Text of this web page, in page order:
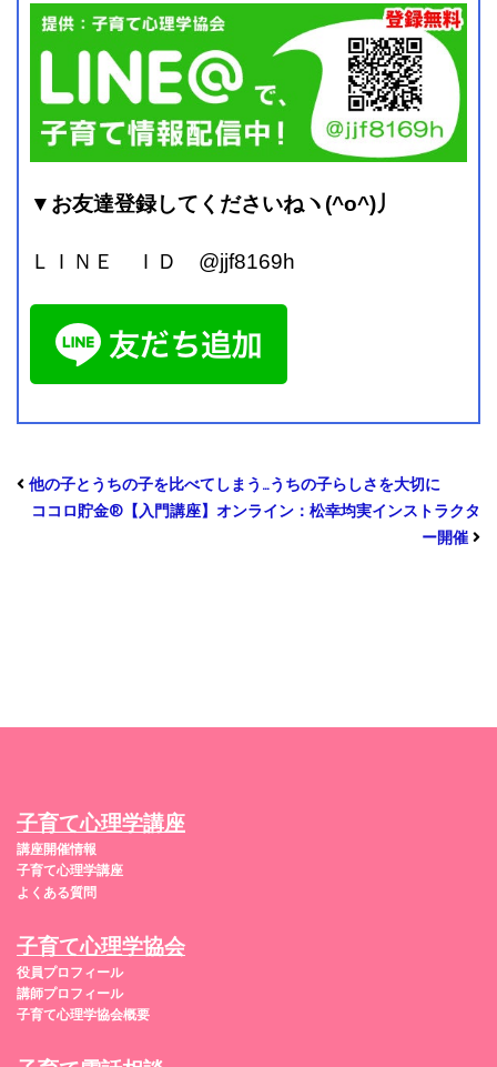
▼お友達登録してくださいねヽ(^o^)丿
ＬＩＮＥ ＩＤ @jjf8169h
他の子とうちの子を比べてしまう…うちの子らしさを大切に
ココロ貯金®︎【入門講座】オンライン：松幸均実インストラクタ
ー開催
子育て心理学講座
講座開催情報
子育て心理学講座
よくある質問
子育て心理学協会
役員プロフィール
講師プロフィール
子育て心理学協会概要